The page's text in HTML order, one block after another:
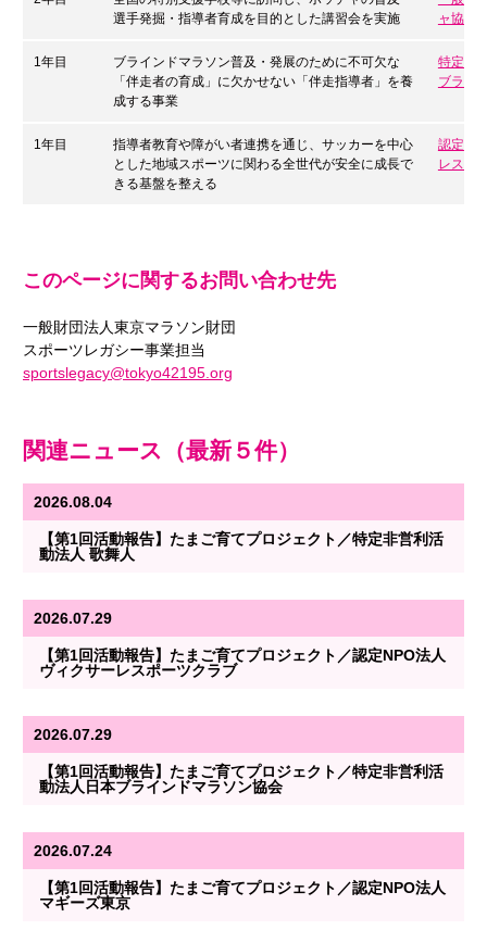
選手発掘・指導者育成を目的とした講習会を実施
ャ協会
1年目
ブラインドマラソン普及・発展のために不可欠な
「伴走者の育成」に欠かせない「伴走指導者」を養
成する事業
特定非
ブライ
1年目
指導者教育や障がい者連携を通じ、サッカーを中心
とした地域スポーツに関わる全世代が安全に成長で
きる基盤を整える
認定
レスポ
このページに関するお問い合わせ先
一般財団法人東京マラソン財団
スポーツレガシー事業担当
sportslegacy@tokyo42195.org
関連ニュース（最新５件）
2026.08.04
【第1回活動報告】たまご育てプロジェクト／特定非営利活
動法人 歌舞人
2026.07.29
【第1回活動報告】たまご育てプロジェクト／認定NPO法人
ヴィクサーレスポーツクラブ
2026.07.29
【第1回活動報告】たまご育てプロジェクト／特定非営利活
動法人日本ブラインドマラソン協会
2026.07.24
【第1回活動報告】たまご育てプロジェクト／認定NPO法人
マギーズ東京